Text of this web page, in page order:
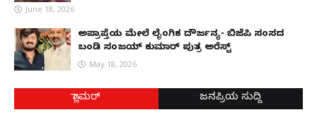
June 18, 2026
ಅಪ್ರಾಪ್ತೆಯ ಮೇಲೆ ಲೈಂಗಿಕ ದೌರ್ಜನ್ಯ- ಬಿಜೆಪಿ ಸಂಸದ
ಬಂಡಿ ಸಂಜಯ್ ಕುಮಾರ್ ಪುತ್ರ ಅರೆಸ್ಟ್
May 18, 2026
ಗ್ಲಾಮರ್ ಜನಪ್ರಿಯ ಸುದ್ದಿ